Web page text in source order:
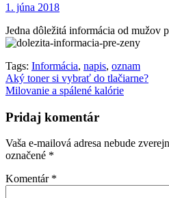
1. júna 2018
Jedna dôležitá informácia od mužov
Tags: Informácia, napis, oznam
Navigácia
v
článku
Aký toner si vybrať do tlačiarne?
Milovanie a spálené kalórie
Pridaj komentár
Vaša e-mailová adresa nebude
označené *
Komentár *